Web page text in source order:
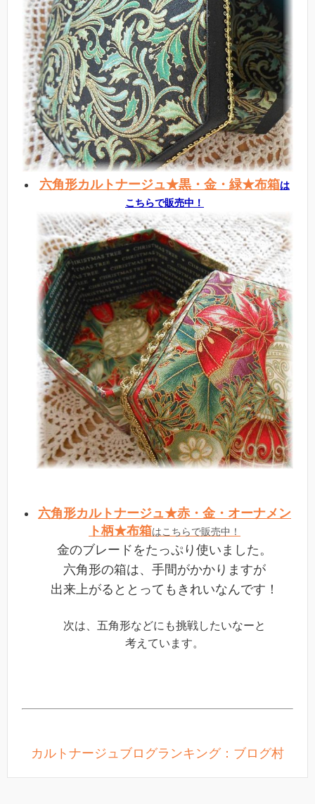
六角形カルトナージュ★黒・金・緑★布箱は
こちらで販売中！
六角形カルトナージュ★赤・金・オーナメン
ト柄★布箱はこちらで販売中！
金のブレードをたっぷり使いました。
六角形の箱は、手間がかかりますが
出来上がるととってもきれいなんです！
次は、五角形などにも挑戦したいなーと
考えています。
カルトナージュブログランキング：ブログ村